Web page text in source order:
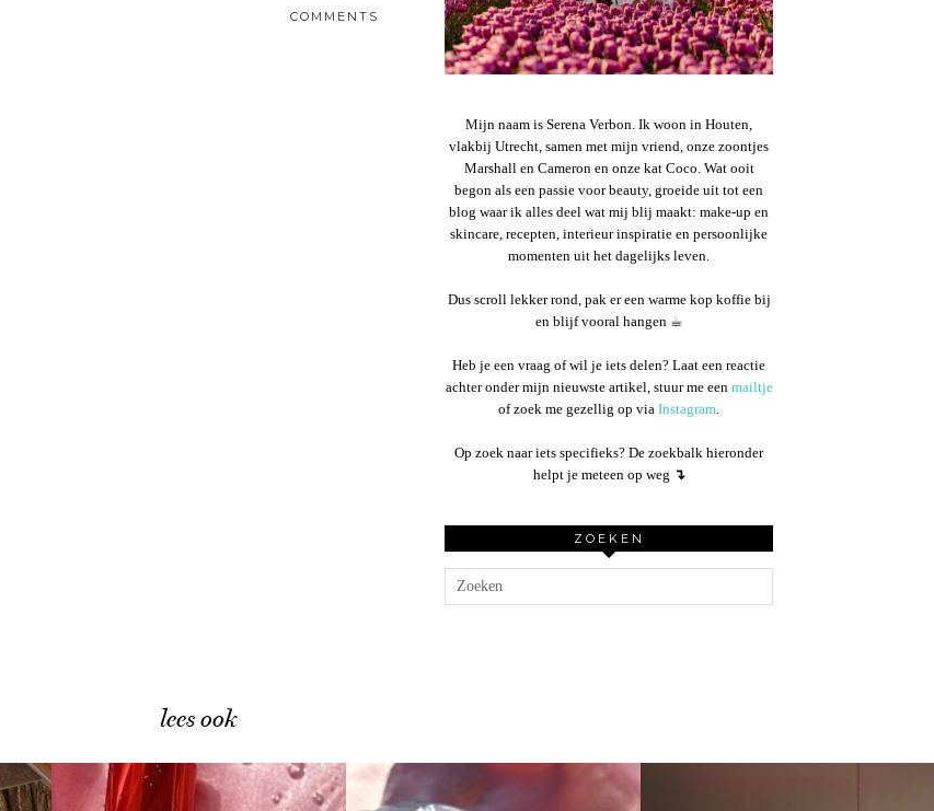
COMMENTS
Mijn naam is Serena Verbon. Ik woon in Houten,
vlakbij Utrecht, samen met mijn vriend, onze zoontjes
Marshall en Cameron en onze kat Coco. Wat ooit
begon als een passie voor beauty, groeide uit tot een
blog waar ik alles deel wat mij blij maakt: make-up en
skincare, recepten, interieur inspiratie en persoonlijke
momenten uit het dagelijks leven.
Dus scroll lekker rond, pak er een warme kop koffie bij
en blijf vooral hangen ☕︎
Heb je een vraag of wil je iets delen? Laat een reactie
achter onder mijn nieuwste artikel, stuur me een mailtje
of zoek me gezellig op via Instagram.
Op zoek naar iets specifieks? De zoekbalk hieronder
helpt je meteen op weg ↴
ZOEKEN
lees ook